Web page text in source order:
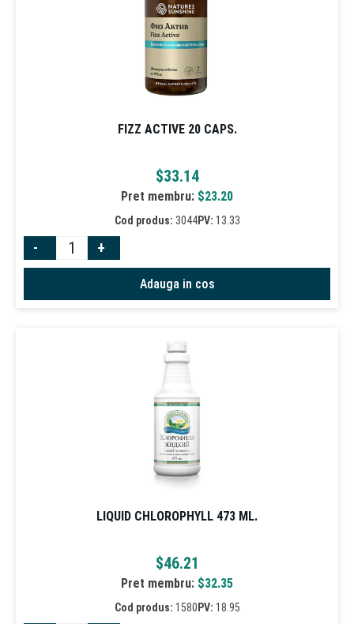
FIZZ ACTIVE 20 CAPS.
$33.14
Pret membru: $23.20
Cod produs: 3044PV: 13.33
- +
Adauga in cos
LIQUID CHLOROPHYLL 473 ML.
$46.21
Pret membru: $32.35
Cod produs: 1580 PV: 18.95